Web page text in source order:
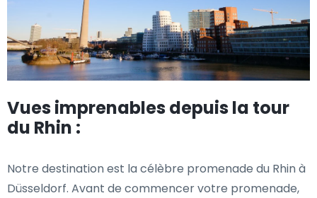
Vues imprenables depuis la tour
du Rhin :
Notre destination est la célèbre promenade du Rhin à
Düsseldorf. Avant de commencer votre promenade,